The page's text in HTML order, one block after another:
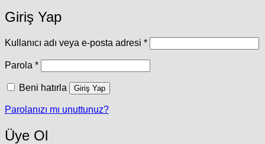
Giriş Yap
Kullanıcı adı veya e-posta adresi *Gerekli
Parola *Gerekli
Beni hatırla Giriş Yap
Parolanızı mı unuttunuz?
Üye Ol